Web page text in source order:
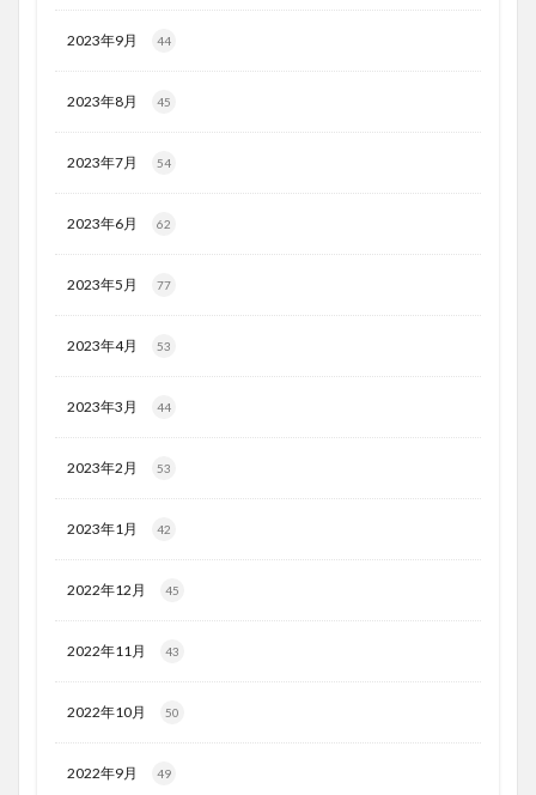
2023年9月 44
2023年8月 45
2023年7月 54
2023年6月 62
2023年5月 77
2023年4月 53
2023年3月 44
2023年2月 53
2023年1月 42
2022年12月 45
2022年11月 43
2022年10月 50
2022年9月 49